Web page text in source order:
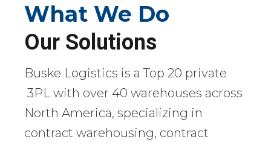
What We Do
Our Solutions
Buske Logistics is a Top 20 private
3PL with over 40 warehouses across
North America, specializing in
contract warehousing, contract